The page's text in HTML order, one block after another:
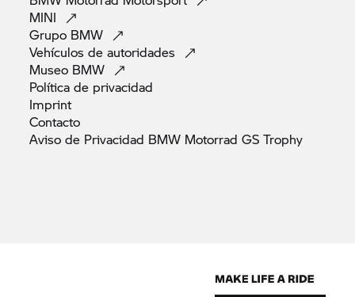
MINI
Grupo BMW
Vehículos deautoridades
Museo BMW
Política de privacidad
Imprint
Contacto
Aviso de Privacidad BMW Motorrad GSTrophy